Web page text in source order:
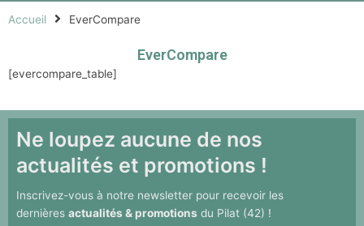
Accueil EverCompare
EverCompare
[evercompare_table]
Ne loupez aucune de nos
actualités et promotions !
Inscrivez-vous à notre newsletter pour recevoir les
dernières actualités & promotions du Pilat (42) !